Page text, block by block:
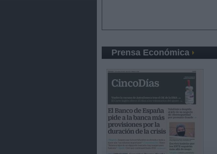
Prensa Económica